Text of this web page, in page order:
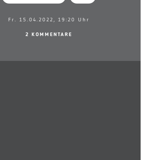
Fr. 15.04.2022, 19:20 Uhr
2 KOMMENTARE